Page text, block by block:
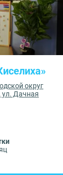
округ
ул. Дачная